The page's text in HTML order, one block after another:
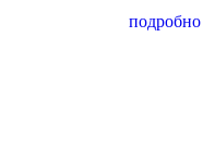
подробно